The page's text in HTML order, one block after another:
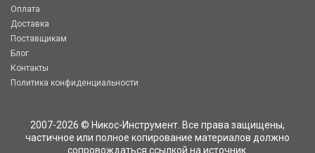
Оплата
Доставка
Поставщикам
Блог
Контакты
Политика конфиденциальности
2007-2026 © Никос-Инструмент. Все права защищены,
частичное или полное копирование материалов должно
сопровождаться ссылкой на источник.